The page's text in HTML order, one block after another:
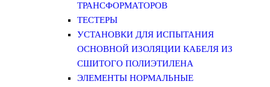
ТРАНСФОРМАТОРОВ
ТЕСТЕРЫ
УСТАНОВКИ ДЛЯ ИСПЫТАНИЯ
ОСНОВНОЙ ИЗОЛЯЦИИ КАБЕЛЯ ИЗ
СШИТОГО ПОЛИЭТИЛЕНА
ЭЛЕМЕНТЫ НОРМАЛЬНЫЕ